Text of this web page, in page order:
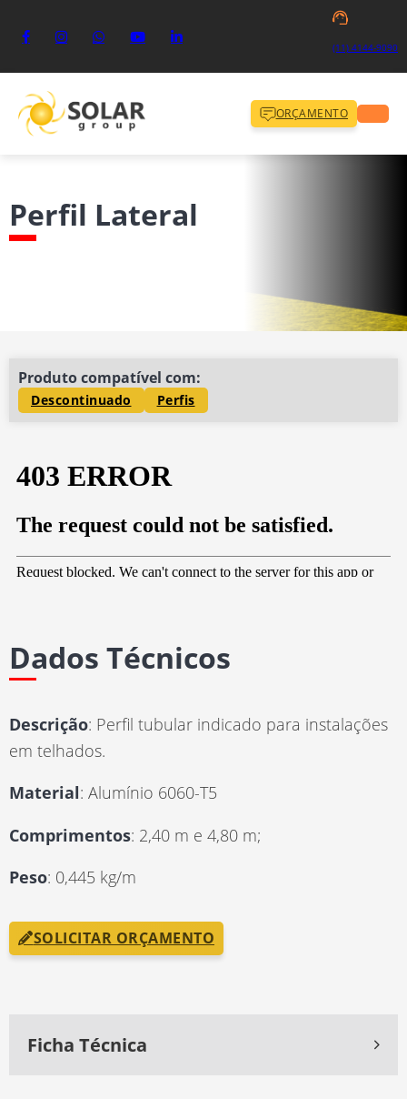
(11) 4144-9090
ORÇAMENTO
Perfil Lateral
Produto compatível com:
Descontinuado Perfis
Dados Técnicos
Descrição: Perfil tubular indicado para instalações
em telhados.
Material: Alumínio 6060-T5
Comprimentos: 2,40 m e 4,80 m;
Peso: 0,445 kg/m
SOLICITAR ORÇAMENTO
Ficha Técnica